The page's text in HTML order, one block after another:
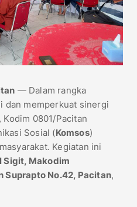
— Dalam rangka
dan memperkuat sinergi
Kodim 0801/Pacitan
Sosial (Komsos)
Kegiatan ini
Sigit, Makodim
Suprapto No.42, Pacitan,